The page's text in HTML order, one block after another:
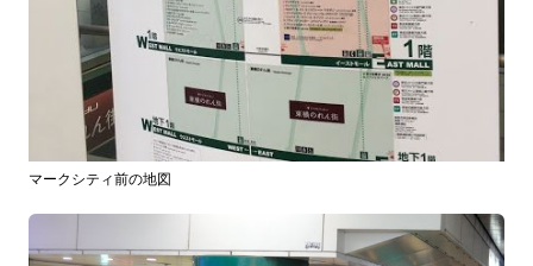
マークシティ前の地図